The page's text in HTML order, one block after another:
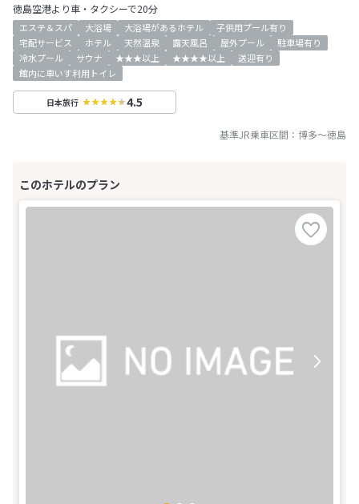
徳島空港より車・タクシーで20分
エステ＆スパ 大浴場 大浴場があるホテル
子供用プール有り
宅配サービス
ホテル 天然温泉 露天風呂 屋外プール
駐車場有り
冷水プール
サウナ ★★★以上 ★★★★以上
送迎有り
館内に車いす利用トイレ
日本旅行 4.5
基準JR乗車区間： 博多～徳島